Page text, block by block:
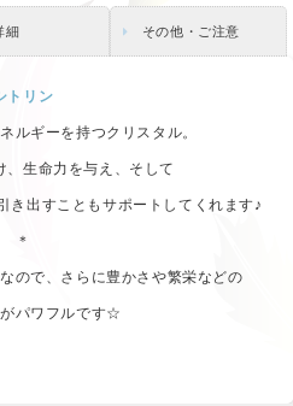
細 その他・ご注意
トリン
ルギーを持つクリスタル。
、生命力を与え、そして
き出すこともサポートしてくれます♪
＊
ので、さらに豊かさや繁栄などの
パワフルです☆